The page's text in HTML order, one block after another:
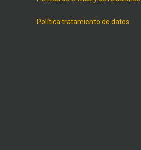
Política tratamiento de datos